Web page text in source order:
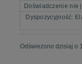
Doświadczenie nie
Dyspozycyjność:
Odświeżono dzisiaj o